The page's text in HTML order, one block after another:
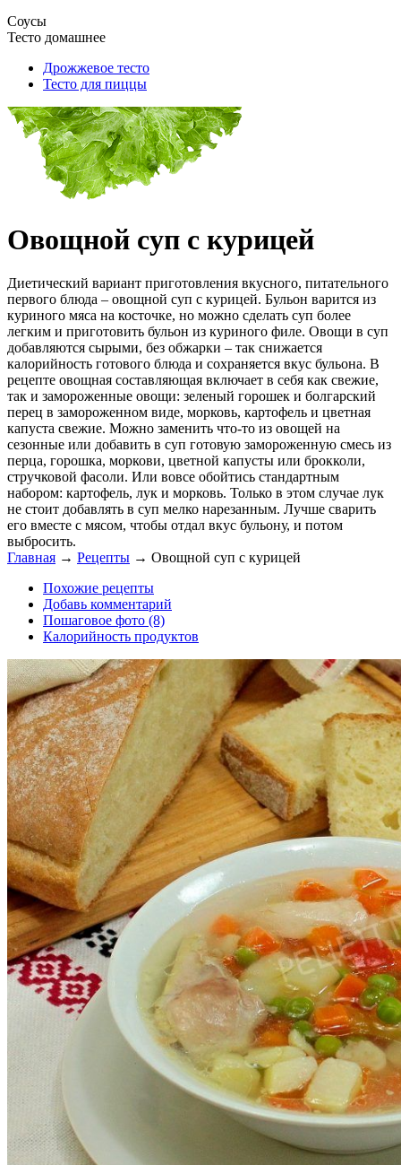
Соусы
Тесто домашнее
Дрожжевое тесто
Тесто для пиццы
Овощной суп с курицей
Диетический вариант приготовления вкусного, питательного
первого блюда – овощной суп с курицей. Бульон варится из
куриного мяса на косточке, но можно сделать суп более
легким и приготовить бульон из куриного филе. Овощи в суп
добавляются сырыми, без обжарки – так снижается
калорийность готового блюда и сохраняется вкус бульона. В
рецепте овощная составляющая включает в себя как свежие,
так и замороженные овощи: зеленый горошек и болгарский
перец в замороженном виде, морковь, картофель и цветная
капуста свежие. Можно заменить что-то из овощей на
сезонные или добавить в суп готовую замороженную смесь из
перца, горошка, моркови, цветной капусты или брокколи,
стручковой фасоли. Или вовсе обойтись стандартным
набором: картофель, лук и морковь. Только в этом случае лук
не стоит добавлять в суп мелко нарезанным. Лучше сварить
его вместе с мясом, чтобы отдал вкус бульону, и потом
выбросить.
Главная → Рецепты → Овощной суп с курицей
Похожие рецепты
Добавь комментарий
Пошаговое фото (8)
Калорийность продуктов